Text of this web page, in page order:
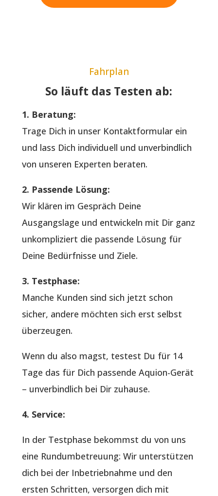
Fahrplan
So läuft das Testen ab:
1. Beratung:
Trage Dich in unser Kontaktformular ein
und lass Dich individuell und unverbindlich
von unseren Experten beraten.
2. Passende Lösung:
Wir klären im Gespräch Deine
Ausgangslage und entwickeln mit Dir ganz
unkompliziert die passende Lösung für
Deine Bedürfnisse und Ziele.
3. Testphase:
Manche Kunden sind sich jetzt schon
sicher, andere möchten sich erst selbst
überzeugen.
Wenn du also magst, testest Du für 14
Tage das für Dich passende Aquion-Gerät
– unverbindlich bei Dir zuhause.
4. Service:
In der Testphase bekommst du von uns
eine Rundumbetreuung: Wir unterstützen
dich bei der Inbetriebnahme und den
ersten Schritten, versorgen dich mit